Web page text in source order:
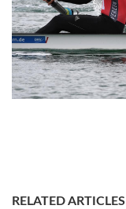
RELATED ARTICLES